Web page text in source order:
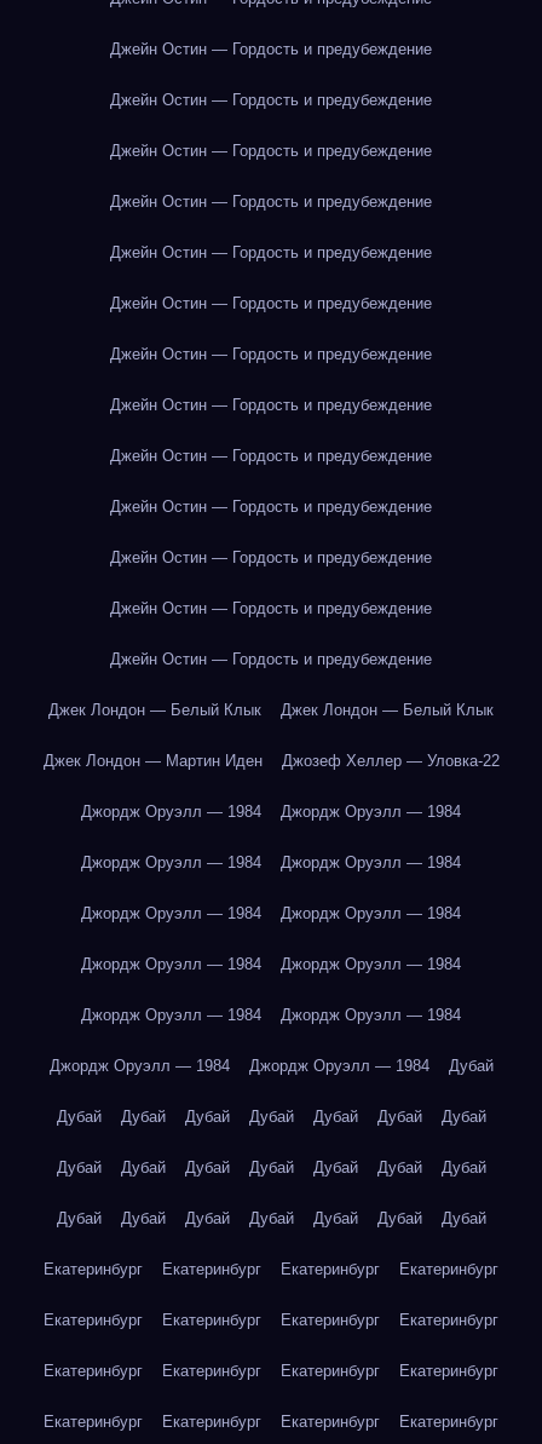
Джейн Остин — Гордость и предубеждение
Джейн Остин — Гордость и предубеждение
Джейн Остин — Гордость и предубеждение
Джейн Остин — Гордость и предубеждение
Джейн Остин — Гордость и предубеждение
Джейн Остин — Гордость и предубеждение
Джейн Остин — Гордость и предубеждение
Джейн Остин — Гордость и предубеждение
Джейн Остин — Гордость и предубеждение
Джейн Остин — Гордость и предубеждение
Джейн Остин — Гордость и предубеждение
Джейн Остин — Гордость и предубеждение
Джейн Остин — Гордость и предубеждение
Джек Лондон — Белый Клык Джек Лондон — Белый Клык
Джек Лондон — Мартин Иден Джозеф Хеллер — Уловка-22
Джордж Оруэлл — 1984 Джордж Оруэлл — 1984
Джордж Оруэлл — 1984 Джордж Оруэлл — 1984
Джордж Оруэлл — 1984 Джордж Оруэлл — 1984
Джордж Оруэлл — 1984 Джордж Оруэлл — 1984
Джордж Оруэлл — 1984 Джордж Оруэлл — 1984
Джордж Оруэлл — 1984 Джордж Оруэлл — 1984 Дубай
Дубай Дубай Дубай Дубай Дубай Дубай Дубай
Дубай Дубай Дубай Дубай Дубай Дубай Дубай
Дубай Дубай Дубай Дубай Дубай Дубай Дубай
Екатеринбург Екатеринбург Екатеринбург Екатеринбург
Екатеринбург Екатеринбург Екатеринбург Екатеринбург
Екатеринбург Екатеринбург Екатеринбург Екатеринбург
Екатеринбург Екатеринбург Екатеринбург Екатеринбург